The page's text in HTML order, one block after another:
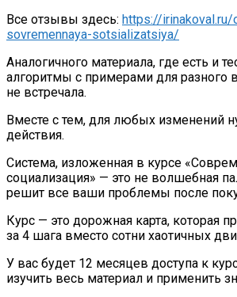
Все отзывы здесь: https://
sovremennaya-sotsializatsiya/
Аналогичного материала, где есть и
алгоритмы с примерами для разного
не встречала.
Вместе с тем, для любых изменений
действия.
Система, изложенная в курсе
социализация» — это не волшебная
решит все ваши проблемы после
Курс — это дорожная карта, которая
за 4 шага вместо сотни хаотичных
У вас будет 12 месяцев доступа к
изучить весь материал и применить